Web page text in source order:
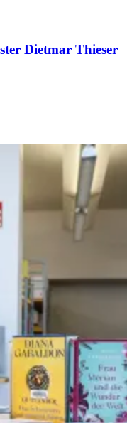
Dietmar Thieser